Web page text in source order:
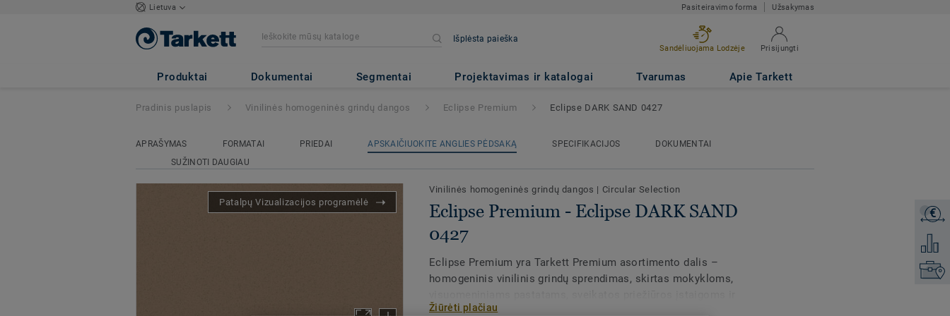
Lietuva Pasiteiravimo forma Užsakymas
Išplėsta paieška
Sandėliuojama Lodzėje Prisijungti
Produktai Dokumentai Segmentai Projektavimas ir katalogai Tvarumas Apie Tarkett
Eclipse Premium - Eclipse DARK SAND 0427
€
Pridėti
Pradinis puslapis Vinilinės homogeninės grindų dangos Eclipse Premium Eclipse DARK SAND 0427
APRAŠYMAS FORMATAI PRIEDAI APSKAIČIUOKITE ANGLIES PĖDSAKĄ SPECIFIKACIJOS
DOKUMENTAI
SUŽINOTI DAUGIAU
Patalpų Vizualizacijos programėlė
Vinilinės homogeninės grindų dangos | Circular Selection
Eclipse Premium - Eclipse DARK SAND
0427
Eclipse Premium yra Tarkett Premium asortimento dalis –
homogeninis vinilinis grindų sprendimas, skirtas mokykloms,
slaugos namams, kurie mus puoselėja ir saugo visą gyvenimą.
Žiūrėti plačiau